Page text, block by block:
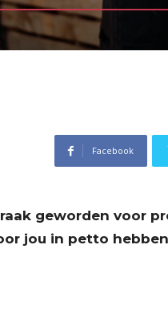
Facebook
geworden voor
jou in petto